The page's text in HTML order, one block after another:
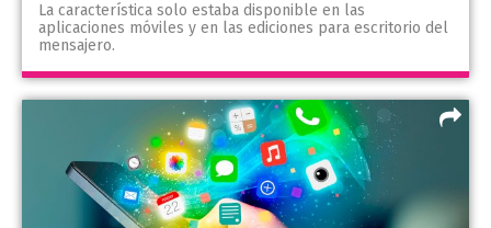
La característica solo estaba disponible en las
aplicaciones móviles y en las ediciones para escritorio del
mensajero.